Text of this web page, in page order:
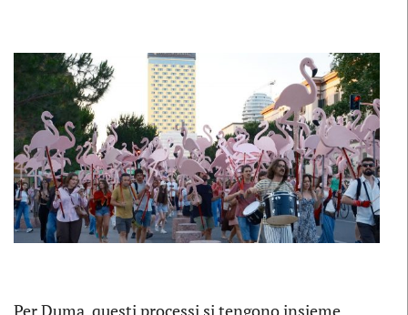
Per Duma, questi processi si tengono insieme